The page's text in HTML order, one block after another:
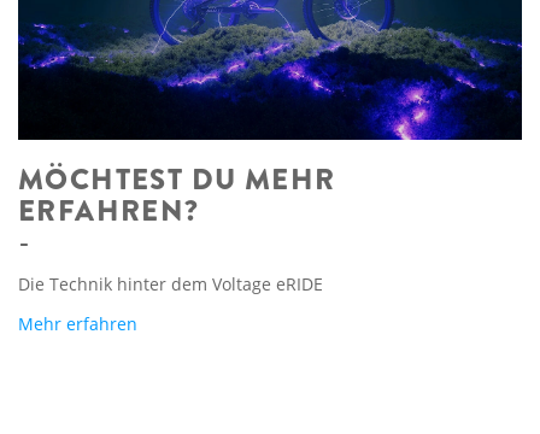
MÖCHTEST DU MEHR
ERFAHREN?
Die Technik hinter dem Voltage eRIDE
Mehr erfahren